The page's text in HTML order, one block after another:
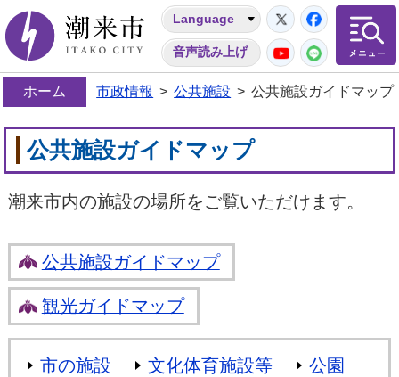
潮来市
Language
音声読み上げ
Twitter
YouTube
LINE
ホーム 市政情報 > 公共施設 > 公共施設ガイドマップ
公共施設ガイドマップ
潮来市内の施設の場所をご覧いただけます。
公共施設ガイドマップ
観光ガイドマップ
市の施設 文化体育施設等
公園